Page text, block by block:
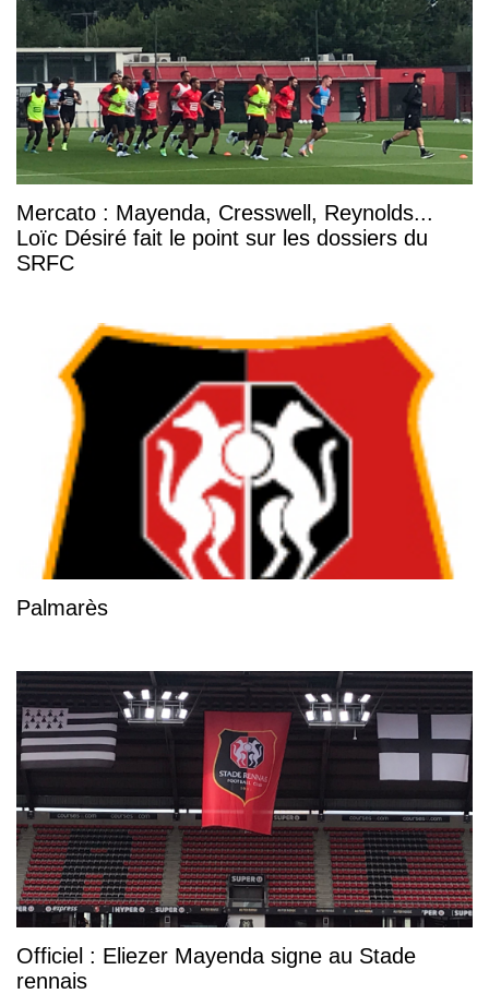
Mercato : Mayenda, Cresswell, Reynolds...
Loïc Désiré fait le point sur les dossiers du
SRFC
Palmarès
Officiel : Eliezer Mayenda signe au Stade
rennais